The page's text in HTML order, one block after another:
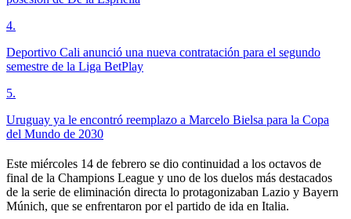
4.
Deportivo Cali anunció una nueva contratación para el segundo
semestre de la Liga BetPlay
5.
Uruguay ya le encontró reemplazo a Marcelo Bielsa para la Copa
del Mundo de 2030
Este miércoles 14 de febrero se dio continuidad a los octavos de
final de la Champions League y uno de los duelos más destacados
de la serie de eliminación directa lo protagonizaban Lazio y Bayern
Múnich, que se enfrentaron por el partido de ida en Italia.